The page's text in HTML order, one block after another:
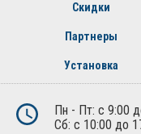
Скидки
Партнеры
Установка
Пн - Пт: с 9:00
Сб: с 10:00 до